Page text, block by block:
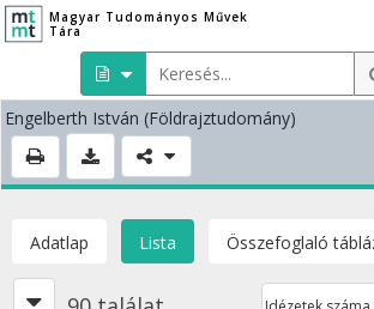
Magyar Tudományos Művek
Tára
Engelberth István (Földrajztudomány)
Adatlap Lista Összefoglaló